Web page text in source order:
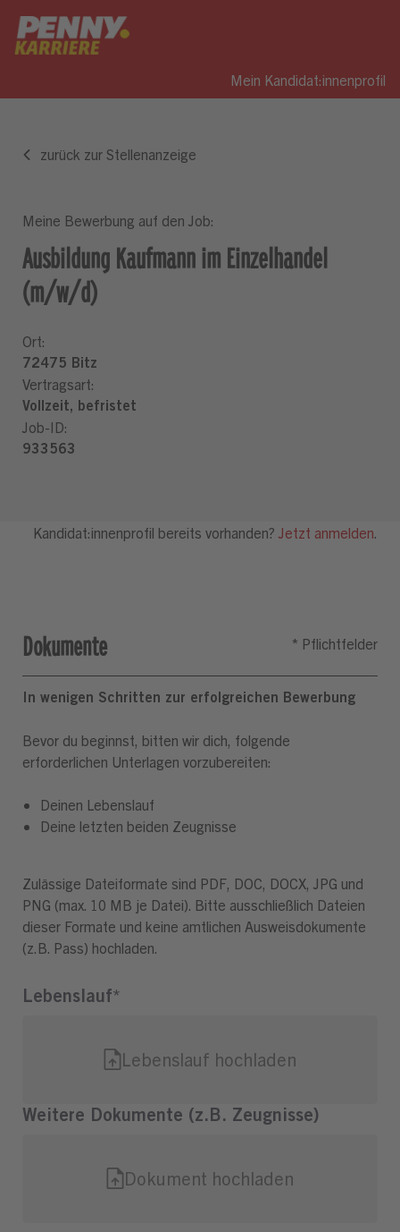
Mein Kandidat:innenprofil
Dokumente
In wenigen Schritten zur erfolgreichen Bewerbung
Bevor du beginnst, bitten wir dich, folgende
erforderlichen Unterlagen vorzubereiten:
Deinen Lebenslauf
Deine letzten beiden Zeugnisse
Zulässige Dateiformate sind PDF, DOC, DOCX, JPG und
PNG (max. 10 MB je Datei). Bitte ausschließlich Dateien
dieser Formate und keine amtlichen Ausweisdokumente
(z.B. Pass) hochladen.